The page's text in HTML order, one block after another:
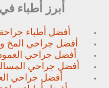
أبرز أطباء
أفضل أطباء
أفضل جراحي المخ
أفضل جراحي
أفضل جراحي
أفضل جراحي